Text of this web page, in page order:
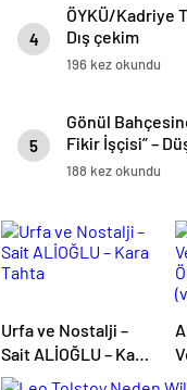
4
ÖYKÜ/Kadriye
Dış çekim
196 kez okundu
5
Gönül
Fikir İşçisi” –
ÖZDEMİR
188 kez okundu
Urfa ve Nostalji –
Sait ALİOĞLU – Kara
Tahta